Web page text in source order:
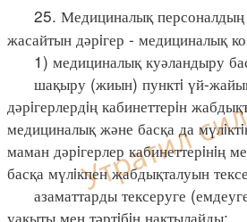
25. Медициналық
жасайтын дәрiгер - медициналық
1) медициналық куәландыру
шақыру (жиын) пунктi үй-
дәрiгерлердiң кабинеттерiн
медициналық және басқа да
маман дәрiгерлер кабинеттерiнiң
басқа мүлiкпен жабдықталуын
азаматтарды тексеруге
уақыты мен тәртiбiн нақтылайды;